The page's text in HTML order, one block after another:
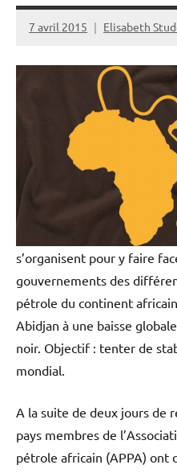
7 avril 2015 Elisabeth
s’organisent pour y faire
gouvernements des
pétrole du continent
Abidjan à une baisse
noir. Objectif : tenter de
mondial.
A la suite de deux jours de
pays membres de
pétrole africain (APPA) ont